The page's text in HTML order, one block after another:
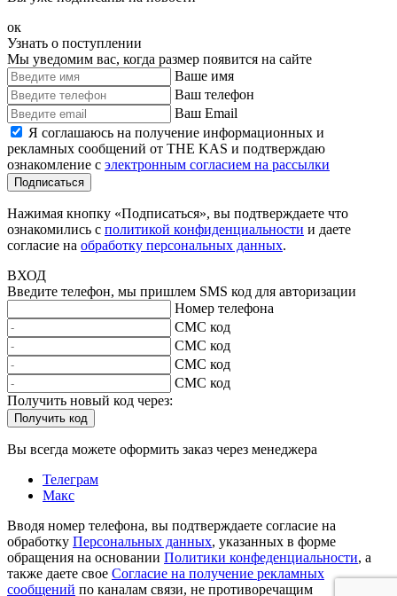
ок
Узнать о поступлении
Мы уведомим вас, когда размер появится на сайте
Ваше имя
Ваш телефон
Ваш Email
Я соглашаюсь на получение информационных и
рекламных сообщений от THE KAS и подтверждаю
ознакомление с электронным согласием на рассылки
Подписаться
Нажимая кнопку «Подписаться», вы подтверждаете что
ознакомились с политикой конфиденциальности и даете
согласие на обработку персональных данных.
ВХОД
Введите телефон, мы пришлем SMS код для авторизации
Номер телефона
СМС код
СМС код
СМС код
СМС код
Получить новый код через:
Получить код
Вы всегда можете оформить заказ через менеджера
Телеграм
Макс
Вводя номер телефона, вы подтверждаете согласие на
обработку Персональных данных, указанных в форме
обращения на основании Политики конфеденциальности, а
также даете свое Согласие на получение рекламных
сообщений по каналам связи, не противоречащим